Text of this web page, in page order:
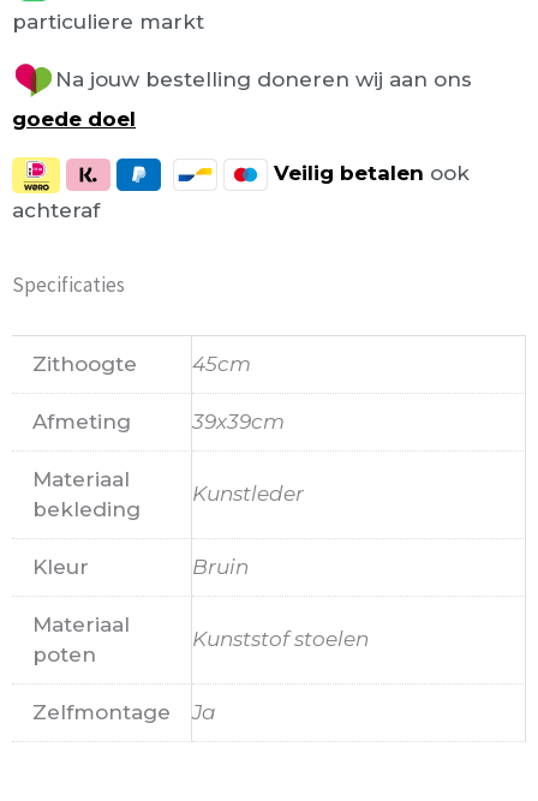
particuliere markt
Na jouw bestelling doneren wij aan ons
goede doel
Veilig betalen ook
achteraf
Specificaties
Zithoogte 45cm
Afmeting 39x39cm
Materiaal
bekleding
Kunstleder
Kleur Bruin
Materiaal
poten
Kunststof stoelen
Zelfmontage Ja